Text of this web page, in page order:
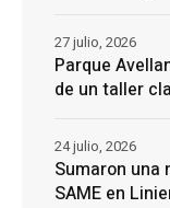
Parque
de un taller
27 julio, 2026
Sumaron una
SAME en
24 julio, 2026